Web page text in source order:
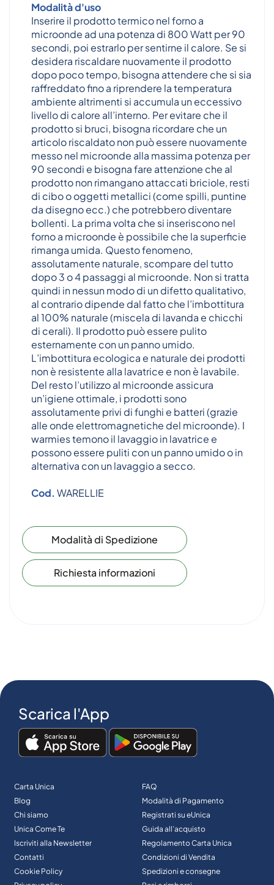
Modalità d'uso
Inserire il prodotto termico nel forno a
microonde ad una potenza di 800 Watt per 90
secondi, poi estrarlo per sentirne il calore. Se si
desidera riscaldare nuovamente il prodotto
dopo poco tempo, bisogna attendere che si sia
raffreddato fino a riprendere la temperatura
ambiente altrimenti si accumula un eccessivo
livello di calore all’interno. Per evitare che il
prodotto si bruci, bisogna ricordare che un
articolo riscaldato non può essere nuovamente
messo nel microonde alla massima potenza per
90 secondi e bisogna fare attenzione che al
prodotto non rimangano attaccati briciole, resti
di cibo o oggetti metallici (come spilli, puntine
da disegno ecc.) che potrebbero diventare
bollenti. La prima volta che si inseriscono nel
forno a microonde è possibile che la superficie
rimanga umida. Questo fenomeno,
assolutamente naturale, scompare del tutto
dopo 3 o 4 passaggi al microonde. Non si tratta
quindi in nessun modo di un difetto qualitativo,
al contrario dipende dal fatto che l’imbottitura
al 100% naturale (miscela di lavanda e chicchi
di cerali). Il prodotto può essere pulito
esternamente con un panno umido.
L’imbottitura ecologica e naturale dei prodotti
non è resistente alla lavatrice e non è lavabile.
Del resto l’utilizzo al microonde assicura
un’igiene ottimale, i prodotti sono
assolutamente privi di funghi e batteri (grazie
alle onde elettromagnetiche del microonde). I
warmies temono il lavaggio in lavatrice e
possono essere puliti con un panno umido o in
alternativa con un lavaggio a secco.
Cod. WARELLIE
Modalità di Spedizione
Richiesta informazioni
Scarica l'App
Carta Unica
Blog
Chi siamo
Unica Come Te
Iscriviti alla Newsletter
Contatti
Cookie Policy
FAQ
Modalità di Pagamento
Registrati su eUnica
Guida all’acquisto
Regolamento Carta Unica
Condizioni di Vendita
Spedizioni e consegne